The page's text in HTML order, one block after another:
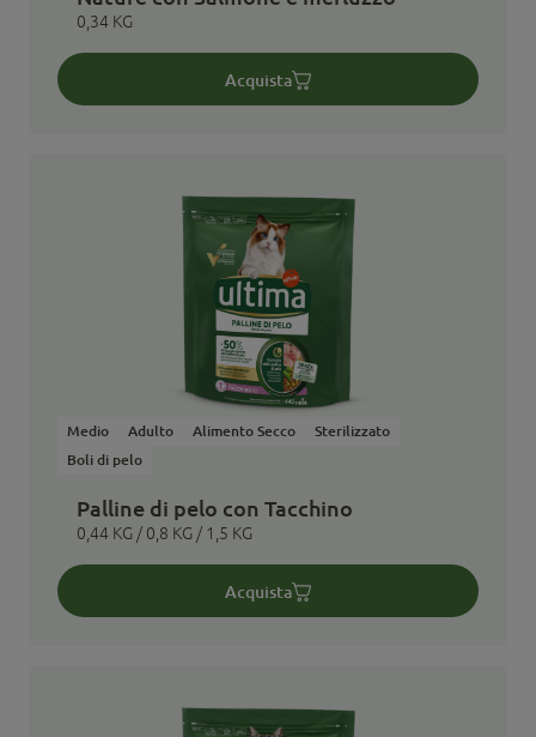
0,34 KG
Acquista
Medio Adulto Alimento Secco
Sterilizzato
Boli di pelo
Palline di pelo con Tacchino
0,44 KG / 0,8 KG / 1,5 KG
Acquista